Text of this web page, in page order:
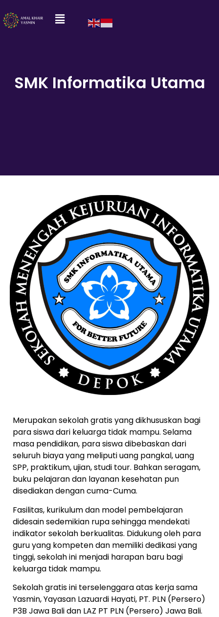
SMK Informatika Utama
Merupakan sekolah gratis yang dikhususkan bagi
para siswa dari keluarga tidak mampu. Selama
masa pendidikan, para siswa dibebaskan dari
seluruh biaya yang meliputi uang pangkal, uang
SPP, praktikum, ujian, studi tour. Bahkan seragam,
buku pelajaran dan layanan kesehatan pun
disediakan dengan cuma-Cuma.
Fasilitas, kurikulum dan model pembelajaran
didesain sedemikian rupa sehingga mendekati
indikator sekolah berkualitas. Didukung oleh para
guru yang kompeten dan memiliki dedikasi yang
tinggi, sekolah ini menjadi harapan baru bagi
keluarga tidak mampu.
Sekolah gratis ini terselenggara atas kerja sama
Yasmin, Yayasan Lazuardi Hayati, PT. PLN (Persero)
P3B Jawa Bali dan LAZ PT PLN (Persero) Jawa Bali.